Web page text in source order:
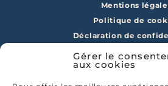
Gérer le
aux cookies
Mentions
Politique de
Déclaration de
Conditions Générales
Livraison